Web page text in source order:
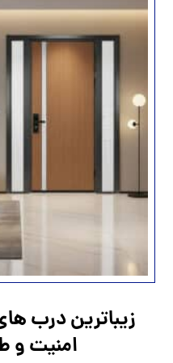
زیباترین درب
امنیت و